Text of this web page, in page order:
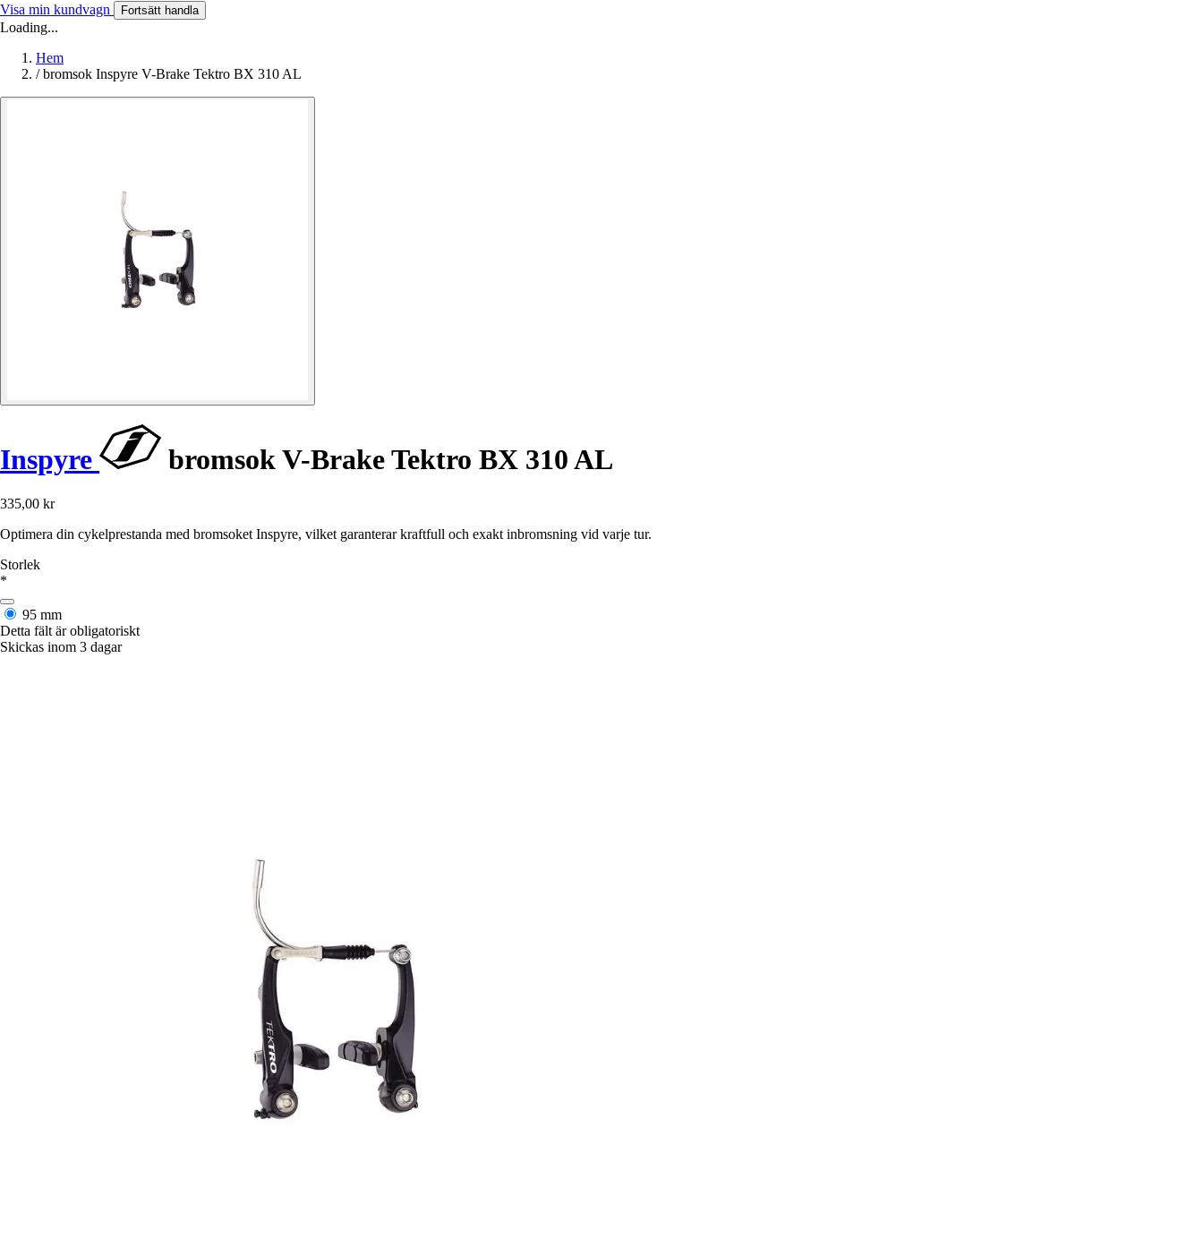
Visa min kundvagn Fortsätt handla
Loading...
Hem
/ bromsok Inspyre V-Brake Tektro BX 310 AL
Inspyre bromsok V-Brake Tektro BX 310 AL
335,00 kr
Optimera din cykelprestanda med bromsoket Inspyre, vilket garanterar kraftfull och exakt inbromsning vid varje tur.
Storlek
*
95 mm
Detta fält är obligatoriskt
Skickas inom 3 dagar